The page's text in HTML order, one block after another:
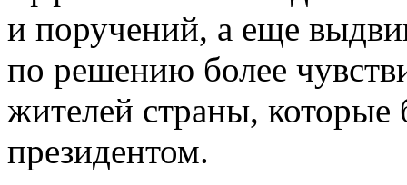
и поручений, а еще
по решению более
жителей страны,
президентом.